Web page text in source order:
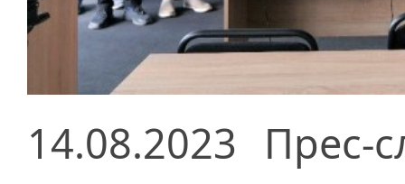
14.08.2023 Прес-